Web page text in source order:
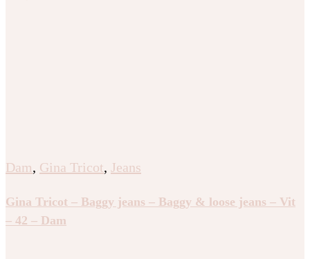
Dam, Gina Tricot, Jeans
Gina Tricot – Baggy jeans – Baggy & loose jeans – Vit
– 42 – Dam